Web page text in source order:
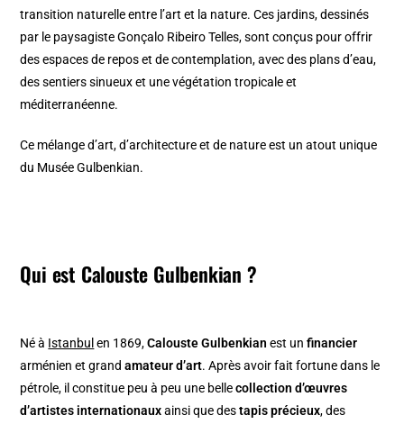
transition naturelle entre l’art et la nature. Ces jardins, dessinés
par le paysagiste Gonçalo Ribeiro Telles, sont conçus pour offrir
des espaces de repos et de contemplation, avec des plans d’eau,
des sentiers sinueux et une végétation tropicale et
méditerranéenne.
Ce mélange d’art, d’architecture et de nature est un atout unique
du Musée Gulbenkian.
Qui est Calouste Gulbenkian ?
Né à Istanbul en 1869,Calouste Gulbenkian est unfinancier
arménien et grandamateur d’art. Après avoir fait fortune dans le
pétrole, il constitue peu à peu une bellecollection d’œuvres
d’artistes internationauxainsi que destapis précieux, des